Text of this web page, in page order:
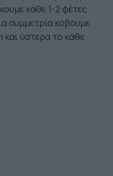
κάθε 1-2 φέτες
συμμετρία κόβουμε
και ύστερα το κάθε